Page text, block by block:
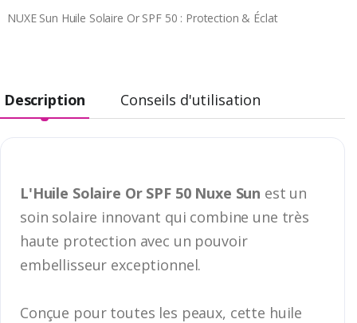
NUXE Sun Huile Solaire Or SPF 50 : Protection & Éclat
Description Conseils d'utilisation
L'Huile Solaire Or SPF 50 Nuxe Sun est un
soin solaire innovant qui combine une très
haute protection avec un pouvoir
embellisseur exceptionnel.
Conçue pour toutes les peaux, cette huile